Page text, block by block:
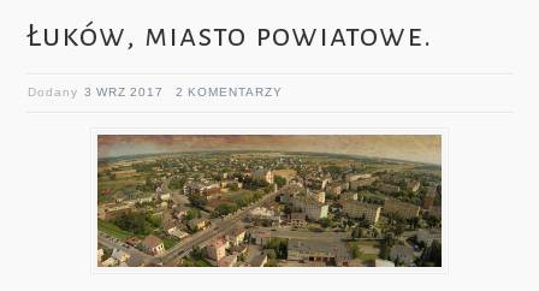
Łuków, miasto powiatowe.
Dodany3 WRZ 2017 2 KOMENTARZY